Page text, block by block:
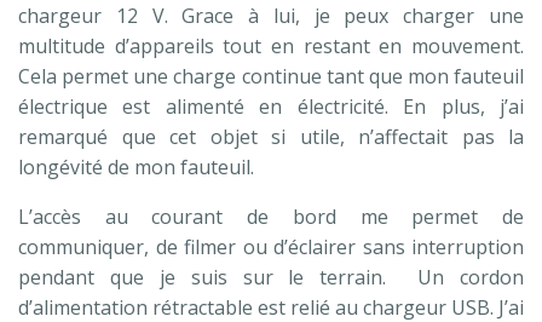
chargeur 12 V. Grace à lui, je peux charger une
multitude d’appareils tout en restant en mouvement.
Cela permet une charge continue tant que mon fauteuil
électrique est alimenté en électricité. En plus, j’ai
remarqué que cet objet si utile, n’affectait pas la
longévité de mon fauteuil.
L’accès au courant de bord me permet de
communiquer, de filmer ou d’éclairer sans interruption
pendant que je suis sur le terrain. Un cordon
d’alimentation rétractable est relié au chargeur USB. J’ai